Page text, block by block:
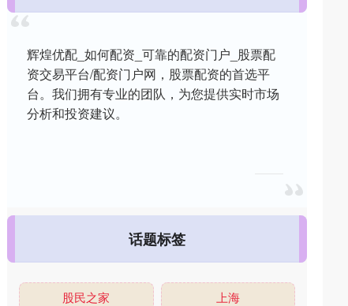
辉煌优配_如何配资_可靠的配资门户_股票配
资交易平台/配资门户网，股票配资的首选平
台。我们拥有专业的团队，为您提供实时市场
分析和投资建议。
话题标签
股民之家 上海